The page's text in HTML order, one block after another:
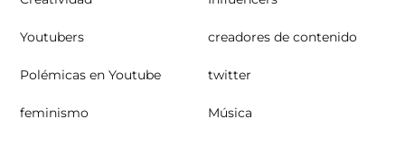
Youtubers creadores de contenido
Polémicas en Youtube twitter
feminismo Música